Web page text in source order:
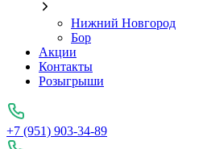
Нижний Новгород
Бор
Акции
Контакты
Розыгрыши
+7 (951) 903-34-89